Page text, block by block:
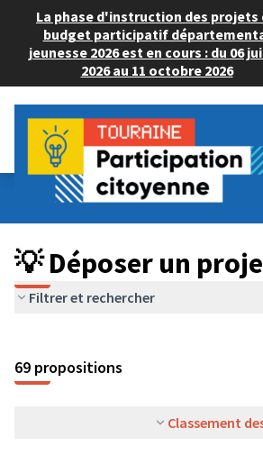
La phase d'instruction des projets
budget participatif
jeunesse 2026 est en cours : du 06
2026 au 11 octobre 2026
Budget Participatif ADULTE 2024
💡 Déposer un projet
💡 Déposer un
Filtrer et rechercher
69 propositions
Classement